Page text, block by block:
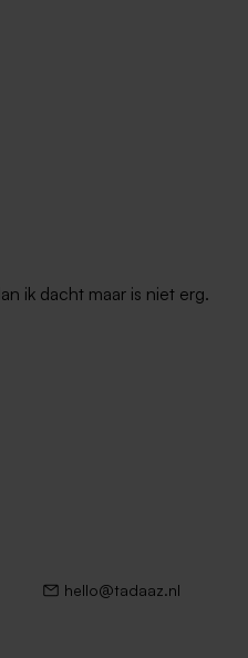
ik dacht maar is niet erg.
hello@tadaaz.nl